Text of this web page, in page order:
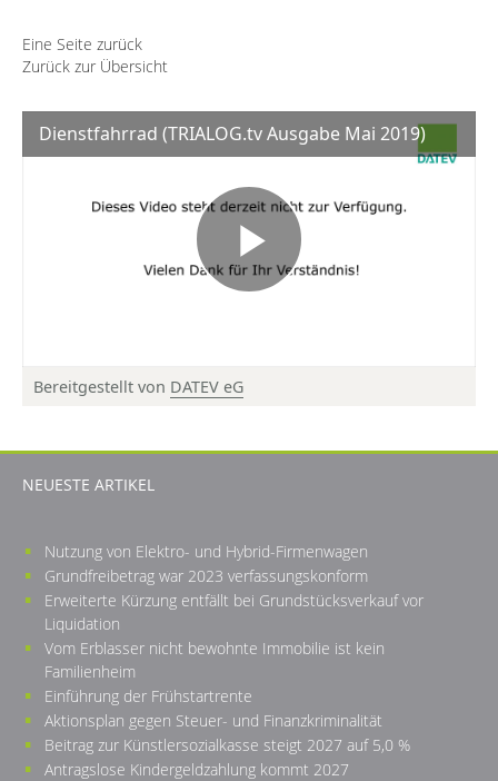
Eine Seite zurück
Zurück zur Übersicht
Dienstfahrrad (TRIALOG.tv Ausgabe Mai 2019)
Bereitgestellt von DATEV eG
NEUESTE ARTIKEL
Nutzung von Elektro- und Hybrid-Firmenwagen
Grundfreibetrag war 2023 verfassungskonform
Erweiterte Kürzung entfällt bei Grundstücksverkauf vor
Liquidation
Vom Erblasser nicht bewohnte Immobilie ist kein
Familienheim
Einführung der Frühstartrente
Aktionsplan gegen Steuer- und Finanzkriminalität
Beitrag zur Künstlersozialkasse steigt 2027 auf 5,0 %
Antragslose Kindergeldzahlung kommt 2027